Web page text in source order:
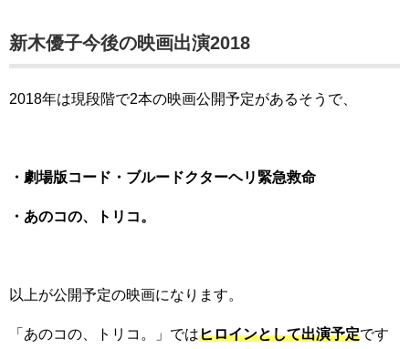
新木優子今後の映画出演2018
2018年は現段階で2本の映画公開予定があるそうで、
・劇場版コード・ブルードクターヘリ緊急救命
・あのコの、トリコ。
以上が公開予定の映画になります。
「あのコの、トリコ。」ではヒロインとして出演予定です